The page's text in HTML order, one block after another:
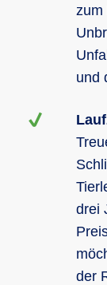
zum
und
drei
der